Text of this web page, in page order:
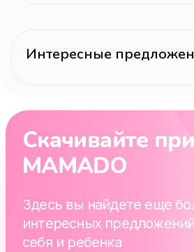
Интересные
Скачивайте
MAMADO
Здесь вы найдете еще
интересных
себя и ребенка